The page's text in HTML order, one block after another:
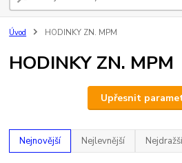
Úvod HODINKY ZN. MPM
HODINKY ZN. MPM
Upřesnit
Nejnovější Nejlevnější